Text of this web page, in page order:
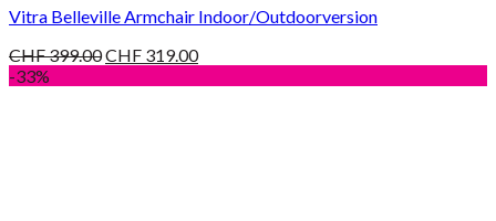
Vitra Belleville Armchair Indoor/Outdoorversion
CHF399.00CHF 319.00
-33%